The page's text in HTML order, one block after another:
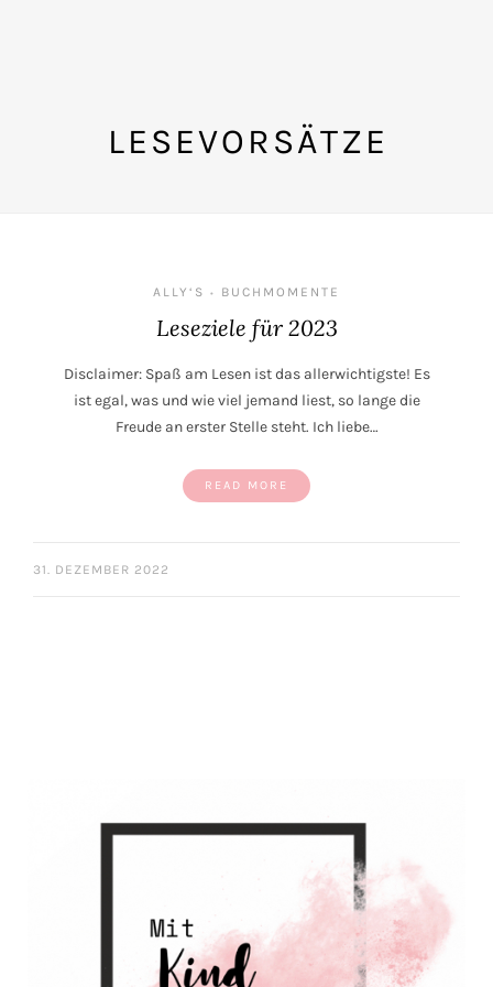
LESEVORSÄTZE
ALLY‘S • BUCHMOMENTE
Leseziele für 2023
Disclaimer: Spaß am Lesen ist das allerwichtigste! Es
ist egal, was und wie viel jemand liest, so lange die
Freude an erster Stelle steht. Ich liebe…
READ MORE
31. DEZEMBER 2022